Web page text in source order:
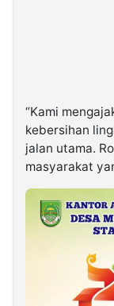
“Kami
kebersihan
jalan utama.
masyarakat